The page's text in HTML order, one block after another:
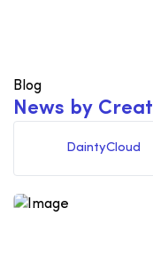
Blog
News by Creat
DaintyCloud